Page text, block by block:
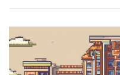
СВОЙСТВА МЕТАЛЛОВ